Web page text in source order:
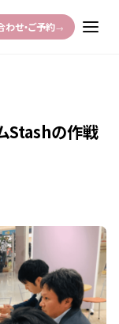
わせ・ご予約→
Stashの作戦